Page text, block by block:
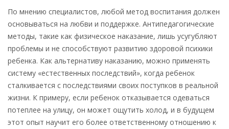
По мнению специалистов, любой метод воспитания должен
основываться на любви и поддержке. Антипедагогические
методы, такие как физическое наказание, лишь усугубляют
проблемы и не способствуют развитию здоровой психики
ребенка. Как альтернативу наказанию, можно применять
систему «естественных последствий», когда ребенок
сталкивается с последствиями своих поступков в реальной
жизни. К примеру, если ребенок отказывается одеваться
потеплее на улицу, он может ощутить холод, и в будущем
этот опыт научит его более ответственному отношению к